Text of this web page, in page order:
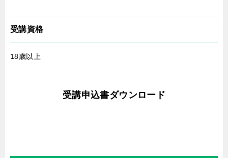
受講資格
18歳以上
受講申込書ダウンロード